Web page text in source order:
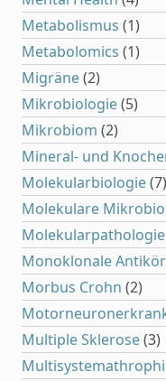
Metabolismus (1)
Metabolomics (1)
Migräne(2)
Mikrobiologie(5)
Mikrobiom (2)
Mineral- und
Molekularbiologie(7)
Molekulare
Molekularpathologie
Monoklonale
Morbus Crohn (2)
Multiple Sklerose(3)